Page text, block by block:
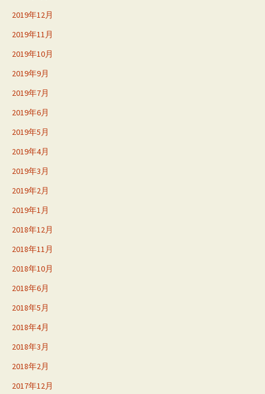
2019年12月
2019年11月
2019年10月
2019年9月
2019年7月
2019年6月
2019年5月
2019年4月
2019年3月
2019年2月
2019年1月
2018年12月
2018年11月
2018年10月
2018年6月
2018年5月
2018年4月
2018年3月
2018年2月
2017年12月